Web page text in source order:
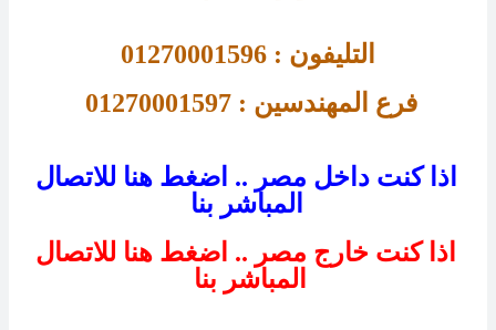
التليفون : 01270001596
فرع المهندسين : 01270001597
اذا كنت داخل مصر .. اضغط هنا للاتصال
اذا كنت خارج مصر .. اضغط هنا للاتصال
المباشر بنا